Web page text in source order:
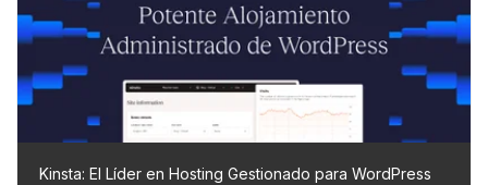
Kinsta: El Líder en Hosting Gestionado para WordPress